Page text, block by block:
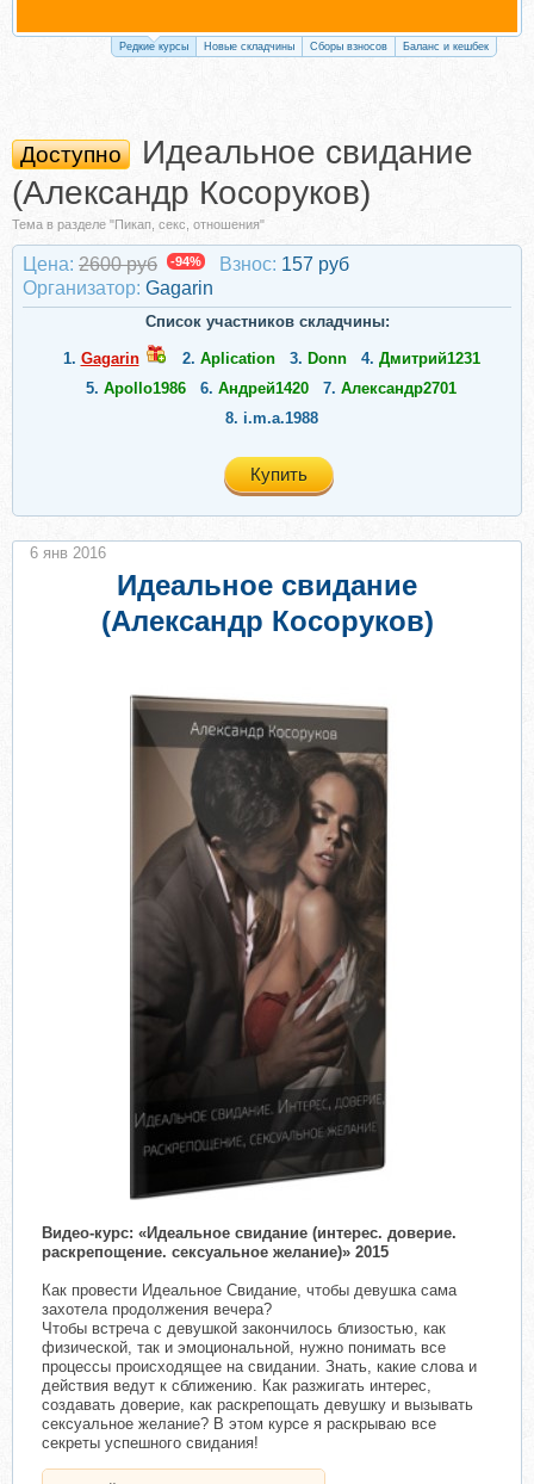
Редкие курсы Новые складчины Сборы взносов Баланс и кешбек
Доступно
Идеальное свидание
(Александр Косоруков)
Тема в разделе "Пикап, секс, отношения"
Цена: 2600 руб -94% Взнос: 157 руб
Организатор: Gagarin
Список участников складчины:
1. Gagarin 2. Aplication 3. Donn 4. Дмитрий1231
5. Apollo1986 6. Андрей1420 7. Александр2701
8. i.m.a.1988
Купить
Идеальное свидание
(Александр Косоруков)
Видео-курс: «Идеальное свидание (интерес. доверие.
раскрепощение. сексуальное желание)» 2015
Как провести Идеальное Свидание, чтобы девушка сама
захотела продолжения вечера?
Чтобы встреча с девушкой закончилось близостью, как
физической, так и эмоциональной, нужно понимать все
процессы происходящее на свидании. Знать, какие слова и
действия ведут к сближению. Как разжигать интерес,
создавать доверие, как раскрепощать девушку и вызывать
сексуальное желание? В этом курсе я раскрываю все
секреты успешного свидания!
6 янв 2016